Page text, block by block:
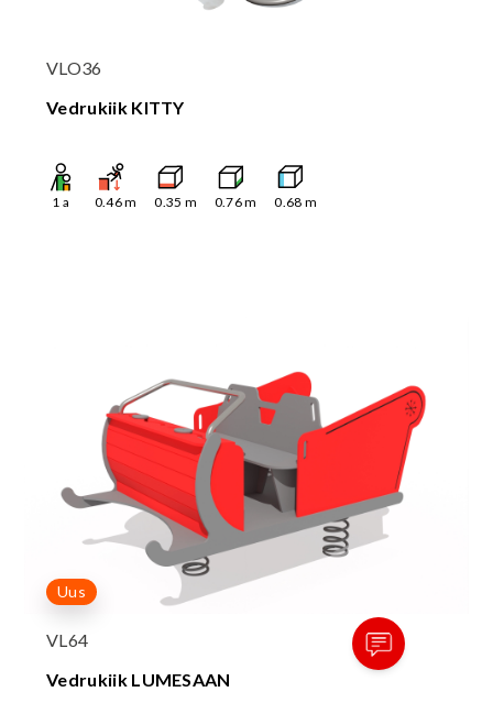
VLO36
Vedrukiik KITTY
1 a 0.46m 0.35 m 0.76m 0.68 m
Uus
VL64
Vedrukiik LUMESAAN